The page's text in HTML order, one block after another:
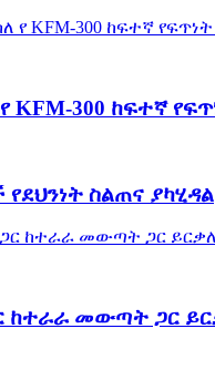
KFM-300 ከፍተኛ
ስልጠና ያካሂዳል
ከተራራ መውጣት ጋር